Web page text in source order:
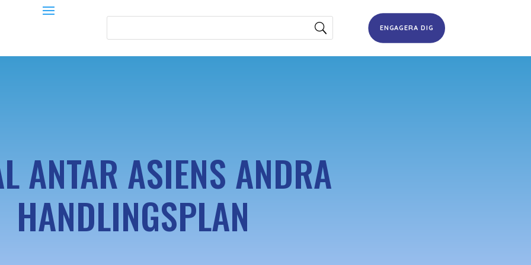
ENGAGERA DIG
ANTAR ASIENS ANDRA
HANDLINGSPLAN